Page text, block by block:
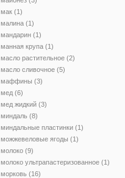
мак (1)
малина (1)
мандарин (1)
манная крупа (1)
масло растительное (2)
масло сливочное (5)
маффины (3)
мед (6)
мед жидкий (3)
миндаль (8)
миндальные пластинки (1)
можжевеловые ягоды (1)
молоко (9)
молоко ультрапастеризованное (1)
морковь (16)